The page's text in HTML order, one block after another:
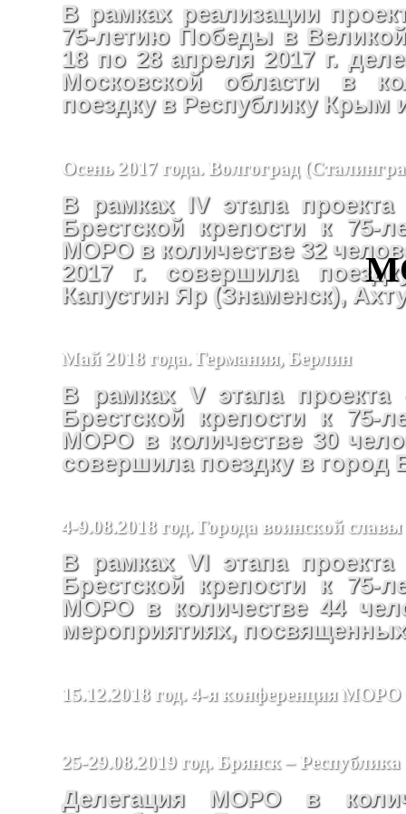
В рамках реализации
75-летию Победы в
18 по 28 апреля 2017 г.
Московской области в
поездку в Республику Крым
Осень 2017 года. Волгоград
В рамках IV этапа
Брестской крепости к 75-
МОРО в количестве 32
2017 г. совершила
Капустин Яр (Знаменск),
Май 2018 года. Германия, Берлин
В рамках V этапа проекта
Брестской крепости к 75-
МОРО в количестве 30
совершила поездку в город
4-9.08.2018 год. Города воинской
В рамках VI этапа
Брестской крепости к 75-
МОРО в количестве 44
мероприятиях,
15.12.2018 год. 4-я конференция
25-29.08.2019 год. Брянск –
Делегация МОРО в